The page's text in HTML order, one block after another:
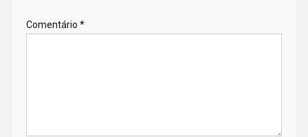
Comentário *